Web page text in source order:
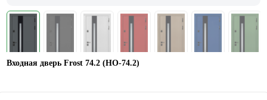
Входная дверь Frost 74.2 (HO-74.2)